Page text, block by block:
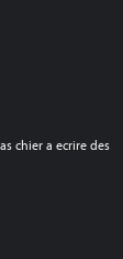
chier a ecrire des